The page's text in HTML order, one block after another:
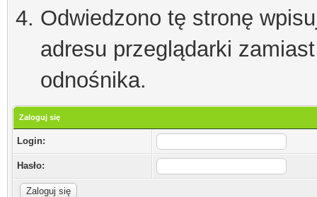
Odwiedzono tę stronę
adresu przeglądarki
odnośnika.
Zaloguj się
Login:
Hasło: